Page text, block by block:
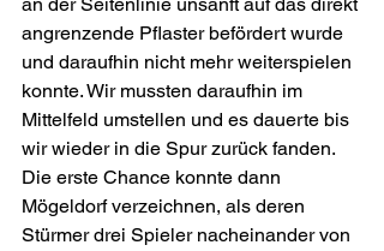
angrenzende Pflaster befördert wurde
und daraufhin nicht mehr weiterspielen
konnte. Wir mussten daraufhin im
Mittelfeld umstellen und es dauerte bis
wir wieder in die Spur zurück fanden.
Die erste Chance konnte dann
Mögeldorf verzeichnen, als deren
Stürmer drei Spieler nacheinander von